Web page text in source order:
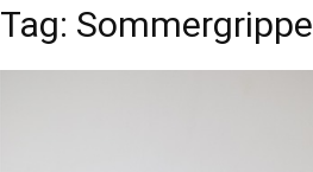
Tag: Sommergrippe